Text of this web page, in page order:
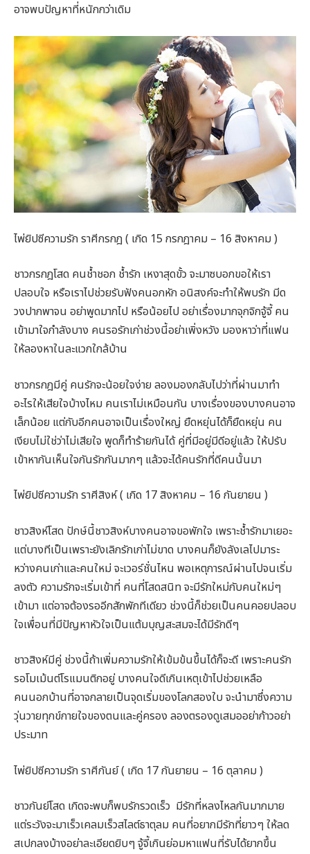
อาจพบปัญหาที่หนักกว่าเดิม
ไพ่ยิปซีความรัก ราศีกรกฎ ( เกิด 15 กรกฎาคม – 16 สิงหาคม )
ชาวกรกฎโสด คนช้ำชอก ช้ำรัก เหงาสุดขั้ว จะมาซบอกขอให้เรา
ปลอบใจ หรือเราไปช่วยรับฟังคนอกหัก อนิสงค์จะทำให้พบรัก มีด
วงปากพาจน อย่าพูดมากไป หรือน้อยไป อย่าเรื่องมากจุกจิกจู้จี้ คน
เข้ามาใจกำลังบาง คนรอรักเก่าช่วงนี้อย่าเพิ่งหวัง มองหาว่าที่แฟน
ให้ลองหาในละแวกใกล้บ้าน
ชาวกรกฎมีคู่ คนรักจะน้อยใจง่าย ลองมองกลับไปว่าที่ผ่านมาทำ
อะไรให้เสียใจบ้างไหม คนเราไม่เหมือนกัน บางเรื่องของบางคนอาจ
เล็กน้อย แต่กับอีกคนอาจเป็นเรื่องใหญ่ ยืดหยุ่นได้ก็ยืดหยุ่น คน
เงียบไม่ใช่ว่าไม่เสียใจ พูดก็ทำร้ายกันได้ คู่ที่มีอยู่มีดีอยู่แล้ว ให้ปรับ
เข้าหากันเห็นใจกันรักกันมากๆ แล้วจะได้คนรักที่ดีคนนั้นมา
ไพ่ยิปซีความรัก ราศีสิงห์ ( เกิด 17 สิงหาคม – 16 กันยายน )
ชาวสิงห์โสด ปักษ์นี้ชาวสิงห์บางคนอาจขอพักใจ เพราะช้ำรักมาเยอะ
แต่บางทีเป็นเพราะยังเลิกรักเก่าไม่ขาด บางคนก็ยังลังเลไปมาระ
หว่างคนเก่าและคนใหม่ จะเวอร์ชั่นไหน พอเหตุการณ์ผ่านไปจนเริ่ม
ลงตัว ความรักจะเริ่มเข้าที่ คนที่โสดสนิท จะมีรักใหม่กับคนใหม่ๆ
เข้ามา แต่อาจต้องรออีกสักพักทีเดียว ช่วงนี้ก็ช่วยเป็นคนคอยปลอบ
ใจเพื่อนที่มีปัญหาหัวใจเป็นแต้มบุญสะสมจะได้มีรักดีๆ
ชาวสิงห์มีคู่ ช่วงนี้ถ้าเพิ่มความรักให้เข้มข้นขึ้นได้ก็จะดี เพราะคนรัก
รอโมเม้นต์โรแมนติกอยู่ บางคนใจดีเกินเหตุเข้าไปช่วยเหลือ
คนนอกบ้านที่อาจกลายเป็นจุดเริ่มของโลกสองใบ จะนำมาซึ่งความ
วุ่นวายทุกข์กายใจของตนและคู่ครอง ลองตรองดูเสมออย่าก้าวอย่า
ประมาท
ไพ่ยิปซีความรัก ราศีกันย์ ( เกิด 17 กันยายน – 16 ตุลาคม )
ชาวกันย์โสด เกิดจะพบก็พบรักรวดเร็ว มีรักที่หลงไหลกันมากมาย
แต่ระวังจะมาเร็วเคลมเร็วสไลต์ธาตุลม คนที่อยากมีรักที่ยาวๆ ให้ลด
สเปกลงบ้างอย่าละเอียดยิบๆ จู้จี้เกินย่อมหาแฟนที่รับได้ยากขึ้น